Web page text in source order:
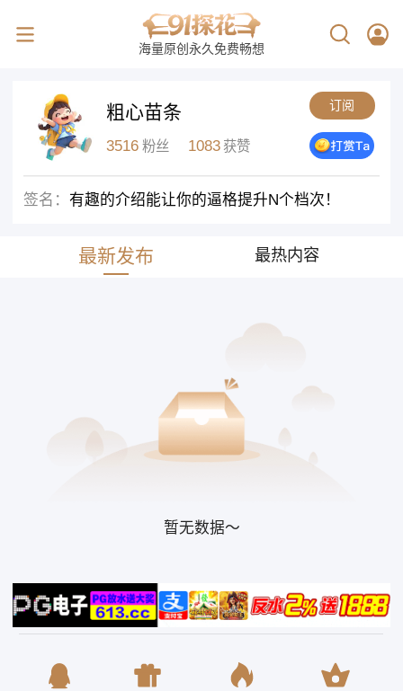
海量原创永久免费畅想
粗心苗条 订阅
3516 粉丝 1083 获赞
签名： 有趣的介绍能让你的逼格提升N个档次！
最新发布 最热内容
暂无数据～